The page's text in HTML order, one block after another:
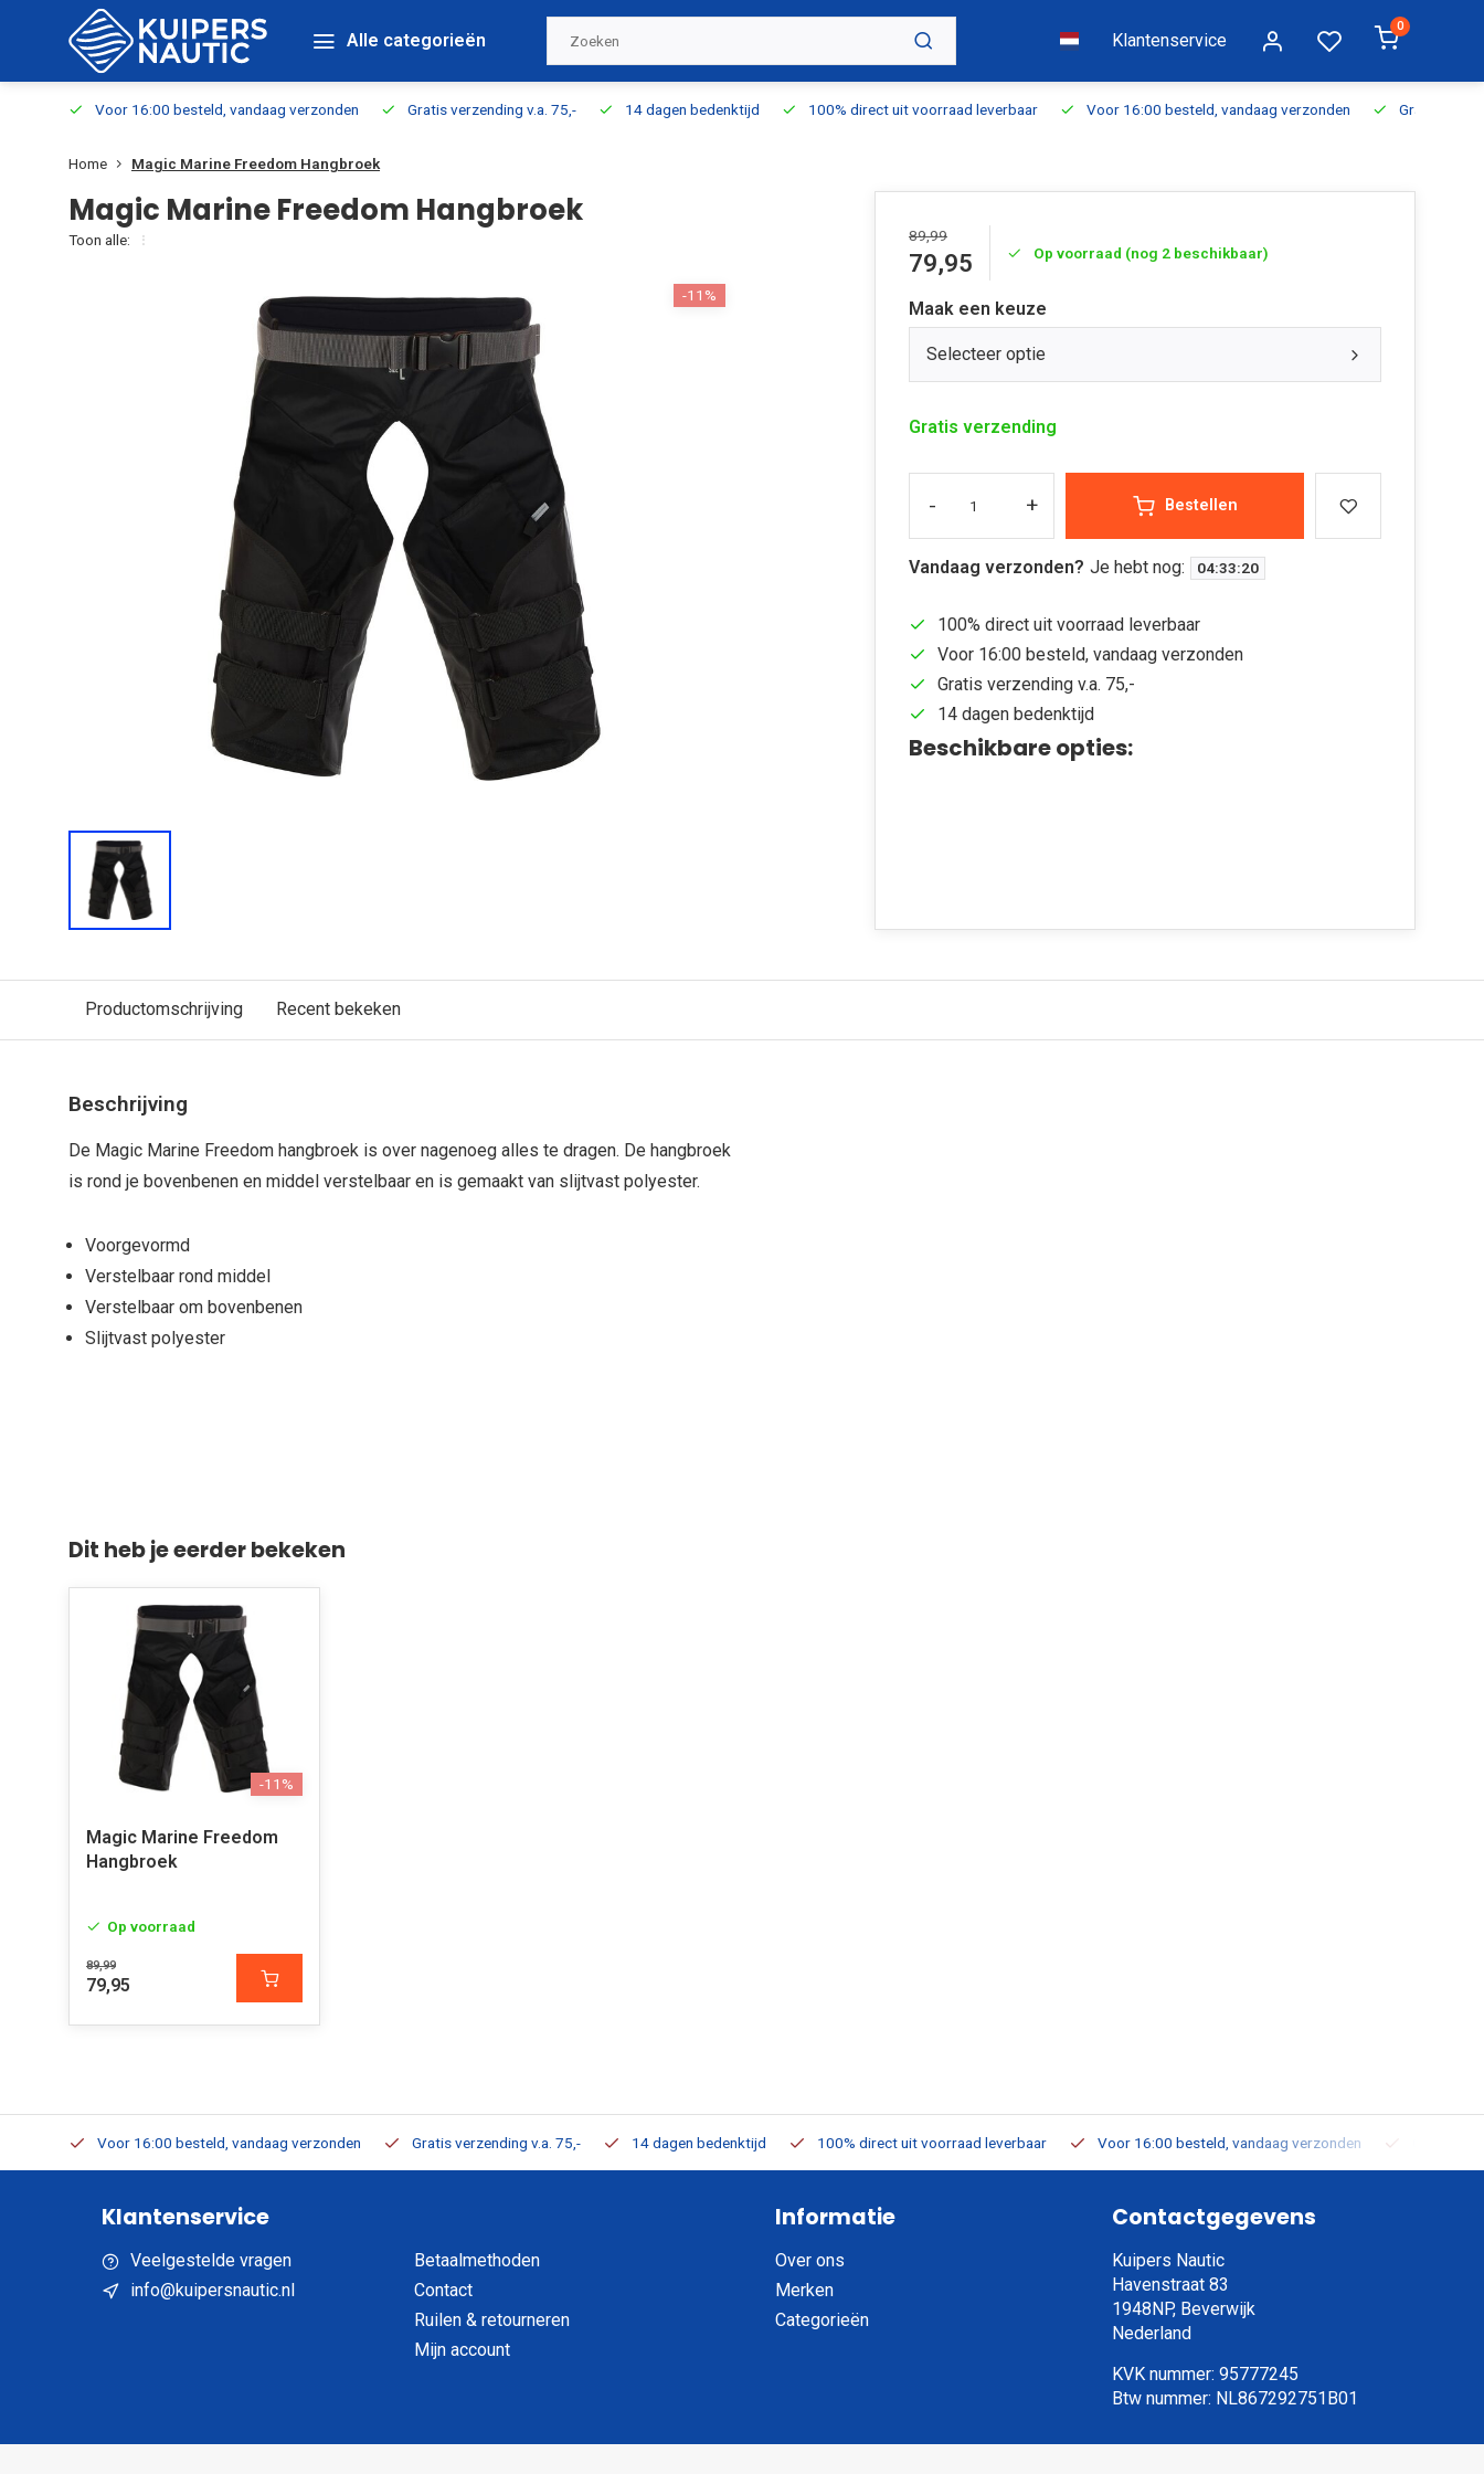
Alle categorieën Klantenservice
0
Voor 16:00 besteld, vandaag verzonden Gratis verzending v.a. 75,- 14 dagen bedenktijd 100% direct uit voorraad leverbaar Voor 16:00 besteld, vandaag verzonden Gratis
Home Magic Marine Freedom Hangbroek
Magic Marine Freedom Hangbroek
Toon alle:
-11%
89,99
79,95 Op voorraad (nog 2 beschikbaar)
Maak een keuze
Selecteer optie
Gratis verzending
- + Bestellen
Vandaag verzonden? Je hebt nog: 04:33:19
100% direct uit voorraad leverbaar
Voor 16:00 besteld, vandaag verzonden
Gratis verzending v.a. 75,-
14 dagen bedenktijd
Beschikbare opties:
Productomschrijving Recent bekeken
Beschrijving
De Magic Marine Freedom hangbroek is over nagenoeg alles te dragen. De hangbroek
is rond je bovenbenen en middel verstelbaar en is gemaakt van slijtvast polyester.
Voorgevormd
Verstelbaar rond middel
Verstelbaar om bovenbenen
Slijtvast polyester
Dit heb je eerder bekeken
-11%
Magic Marine Freedom
Hangbroek
Op voorraad
89,99
79,95
Voor 16:00 besteld, vandaag verzonden Gratis verzending v.a. 75,- 14 dagen bedenktijd 100% direct uit voorraad leverbaar Voor 16:00 besteld, vandaag verzonden
Klantenservice
Veelgestelde vragen
info@kuipersnautic.nl
Betaalmethoden
Contact
Ruilen & retourneren
Mijn account
Informatie
Over ons
Merken
Categorieën
Contactgegevens
Kuipers Nautic
Havenstraat 83
1948NP, Beverwijk
Nederland
KVK nummer: 95777245
Btw nummer: NL867292751B01